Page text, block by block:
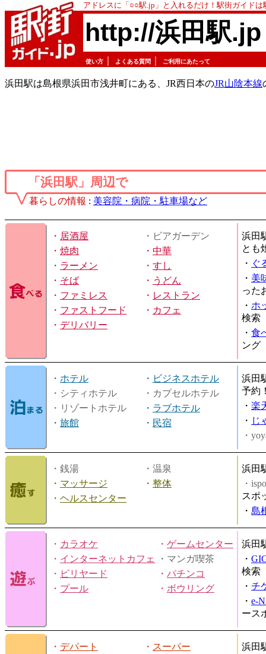
アドレスに「○○駅.jp」と入れるだけ！駅街ガイド
http://浜田駅.jp
使い方 よくある質問 ご利用にあたって
浜田駅は島根県浜田市浅井町にある、JR西日本のJR山陰本線
「浜田駅」周辺で
暮らしの情報 : 美容院・病院・駐車場など
・ 居酒屋
・ビアガーデン
・ 焼肉 ・ 中華
・ ラーメン ・ すし
・ そば ・ うどん
・ ファミレス ・ レストラン
・ ファストフード ・ カフェ
・ デリバリー
浜田
とも
・ ぐ
・ 美
った
・ ホ
検索
・ 食
ング
・ ホテル ・ ビジネスホテル
・シティホテル
・カプセルホテル
・リゾートホテル
・ ラブホテル
・ 旅館 ・ 民宿
浜田
予約
・ 楽
・ じ
・
・銭湯
・温泉
・ マッサージ ・ 整体
・ ヘルスセンター
浜田
・
スポ
・ 島
・ カラオケ ・ ゲームセンター
・ インターネットカフェ
・マンガ喫茶
・ ビリヤード ・ パチンコ
・ プール ・ ボウリング
浜田
・
検索
・ チ
・ e-
ース
・ デパート ・ スーパー
浜田